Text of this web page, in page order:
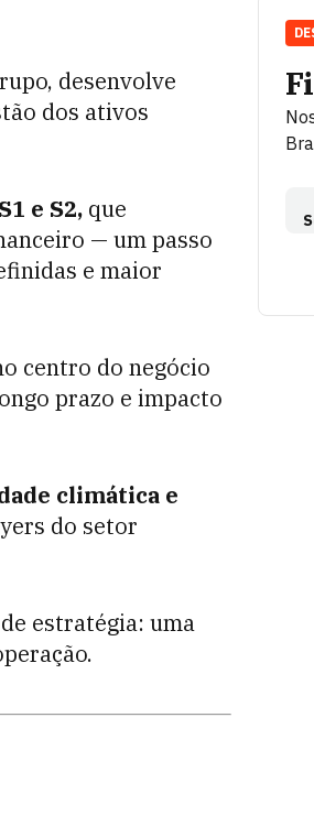
desenvolve
dos ativos
e S2, que
— um passo
e maior
centro do negócio
prazo e impacto
climática e
do setor
estratégia: uma